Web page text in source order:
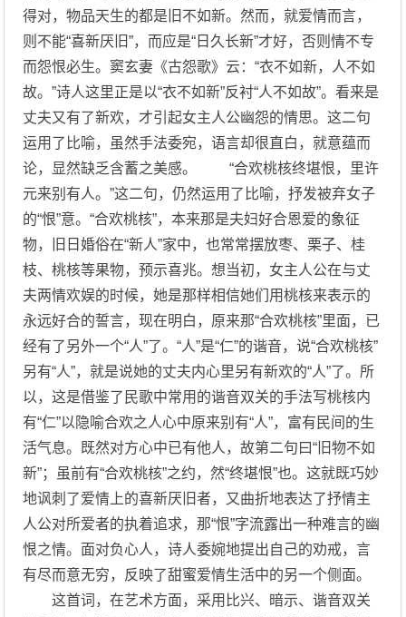
得对，物品天生的都是旧不如新。然而，就爱情而言，
则不能“喜新厌旧”，而应是“日久长新”才好，否则情不专
而怨恨必生。窦玄妻《古怨歌》云：“衣不如新，人不如
故。”诗人这里正是以“衣不如新”反衬“人不如故”。看来是
丈夫又有了新欢，才引起女主人公幽怨的情思。这二句
运用了比喻，虽然手法委宛，语言却很直白，就意蕴而
论，显然缺乏含蓄之美感。 “合欢桃核终堪恨，里许
元来别有人。”这二句，仍然运用了比喻，抒发被弃女子
的“恨”意。“合欢桃核”，本来那是夫妇好合恩爱的象征
物，旧日婚俗在“新人”家中，也常常摆放枣、栗子、桂
枝、桃核等果物，预示喜兆。想当初，女主人公在与丈
夫两情欢娱的时候，她是那样相信她们用桃核来表示的
永远好合的誓言，现在明白，原来那“合欢桃核”里面，已
经有了另外一个“人”了。“人”是“仁”的谐音，说“合欢桃核”
另有“人”，就是说她的丈夫内心里另有新欢的“人”了。所
以，这是借鉴了民歌中常用的谐音双关的手法写桃核内
有“仁”以隐喻合欢之人心中原来别有“人”，富有民间的生
活气息。既然对方心中已有他人，故第二句曰“旧物不如
新”；虽前有“合欢桃核”之约，然“终堪恨”也。这就既巧妙
地讽刺了爱情上的喜新厌旧者，又曲折地表达了抒情主
人公对所爱者的执着追求，那“恨”字流露出一种难言的幽
恨之情。面对负心人，诗人委婉地提出自己的劝戒，言
有尽而意无穷，反映了甜蜜爱情生活中的另一个侧面。
这首词，在艺术方面，采用比兴、暗示、谐音双关